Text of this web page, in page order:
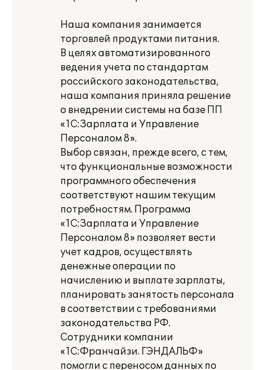
Наша компания занимается
торговлей продуктами питания.
В целях автоматизированного
ведения учета по стандартам
российского законодательства,
наша компания приняла решение
о внедрении системы на базе ПП
«1С:Зарплата и Управление
Персоналом 8».
Выбор связан, прежде всего, с тем,
что функциональные возможности
программного обеспечения
соответствуют нашим текущим
потребностям. Программа
«1С:Зарплата и Управление
Персоналом 8» позволяет вести
учет кадров, осуществлять
денежные операции по
начислению и выплате зарплаты,
планировать занятость персонала
в соответствии с требованиями
законодательства РФ.
Сотрудники компании
«1С:Франчайзи. ГЭНДАЛЬФ»
помогли с переносом данных по